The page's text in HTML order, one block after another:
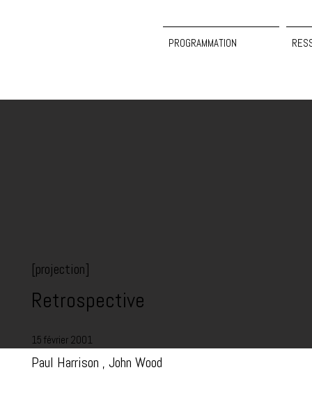
PROGRAMMATION
[projection]
Retrospective
15 février 2001
Paul Harrison , John Wood